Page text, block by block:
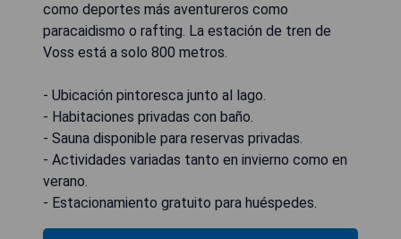
como deportes más aventureros como
paracaidismo o rafting. La estación de tren de
Voss está a solo 800 metros.
- Ubicación pintoresca junto al lago.
- Habitaciones privadas con baño.
- Sauna disponible para reservas privadas.
- Actividades variadas tanto en invierno como en
verano.
- Estacionamiento gratuito para huéspedes.